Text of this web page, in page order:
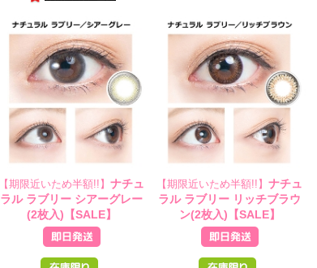
【期限近いため半額!!】ナチュ
ラル ラブリー シアーグレー
(2枚入)【SALE】
【期限近いため半額!!】ナチュ
ラル ラブリー リッチブラウ
ン(2枚入)【SALE】